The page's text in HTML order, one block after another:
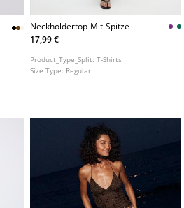
Neckholdertop-Mit-Spitze
17,99 €
Product_Type_Split:T-Shirts
Size Type: Regular